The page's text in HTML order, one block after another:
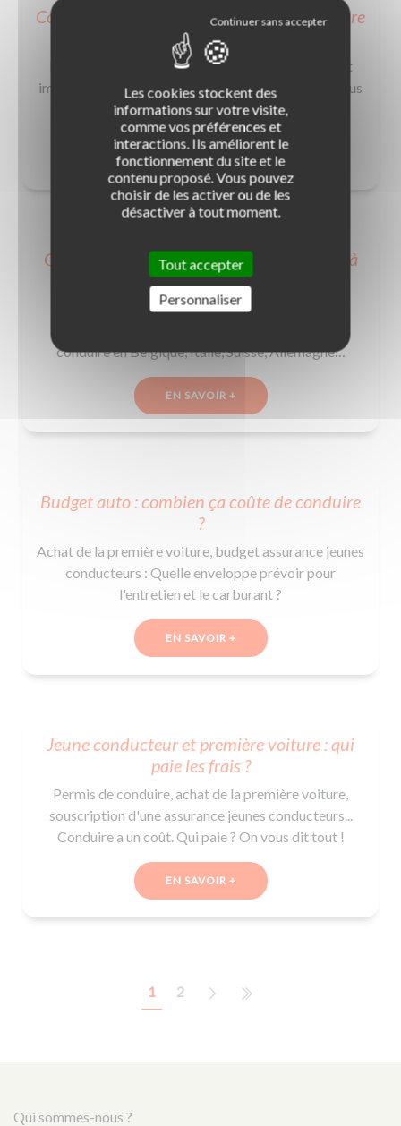
Comment bien entretenir sa première voiture
L'acquisition de la première voiture est un moment
important, sans compter le budget consacré. On vous
dit comment la bichonner pour la faire durer !
EN SAVOIR +
Code de la route : les règles pour conduire à
l’étranger
Retrouvez toutes les infos sur le code de la route
conduire en Belgique, Italie, Suisse, Allemagne…
EN SAVOIR +
Budget auto : combien ça coûte de conduire
?
Achat de la première voiture, budget assurance jeunes
conducteurs : Quelle enveloppe prévoir pour
l'entretien et le carburant ?
EN SAVOIR +
Jeune conducteur et première voiture : qui
paie les frais ?
Permis de conduire, achat de la première voiture,
souscription d'une assurance jeunes conducteurs...
Conduire a un coût. Qui paie ? On vous dit tout !
EN SAVOIR +
1 2
Qui sommes-nous ?
Les cookies stockent des
informations sur votre visite,
comme vos préférences et
interactions. Ils améliorent le
fonctionnement du site et le
contenu proposé. Vous pouvez
choisir de les activer ou de les
désactiver à tout moment.
Tout accepter
Personnaliser